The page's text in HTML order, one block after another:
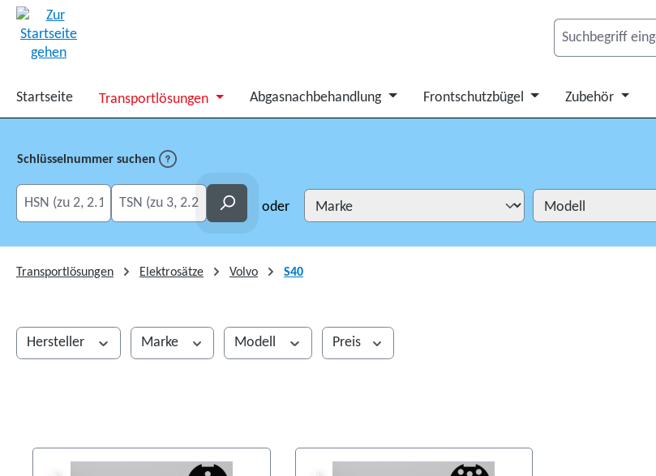
Startseite Transportlösungen Abgasnachbehandlung Frontschutzbügel Zubehör
Schlüsselnummer suchen
HSN eingeben
TSN eingeben Suchen oder
Transportlösungen Elektrosätze Volvo S40
Hersteller Marke Modell Preis